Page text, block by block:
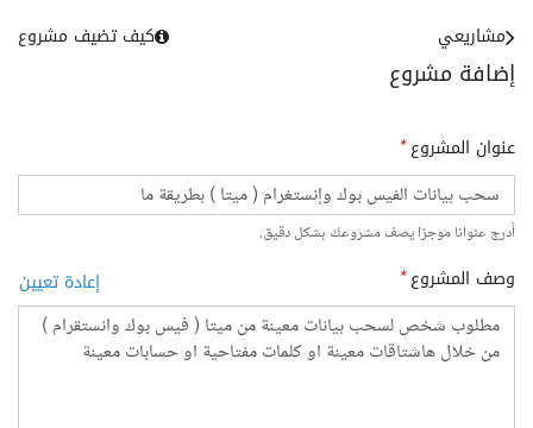
إضافة مشروع
مشاريعي كيف تضيف مشروع
عنوان المشروع*
أدرج عنوانا موجزا يصف مشروعك بشكل دقيق.
وصف المشروع* إعادة تعيين